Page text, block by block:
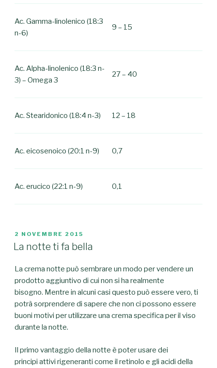
Ac. Gamma-linolenico (18:3
n-6)
9 – 15
Ac. Alpha-linolenico (18:3 n-
3) – Omega 3
27 – 40
Ac. Stearidonico (18:4 n-3) 12 – 18
Ac. eicosenoico (20:1 n-9) 0,7
Ac. erucico (22:1 n-9) 0,1
PUBBLICATO
IL
2 NOVEMBRE 2015
La notte ti fa bella
La crema notte può sembrare un modo per vendere un
prodotto aggiuntivo di cui non si ha realmente
bisogno. Mentre in alcuni casi questo può essere vero, ti
potrà sorprendere di sapere che non ci possono essere
buoni motivi per utilizzare una crema specifica per il viso
durante la notte.
Il primo vantaggio della notte è poter usare dei
principi attivi rigeneranti come il retinolo e gli acidi della